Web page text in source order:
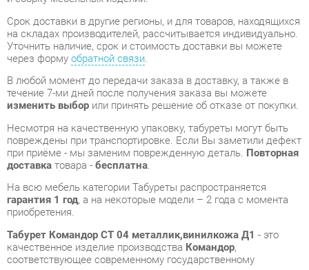
течение 7-ми дней после получения заказа вы можете
изменить выборили принять решение об отказе от покупки.
Несмотря на качественную упаковку, табуреты могут быть
при приёме - мы заменим поврежденную деталь.Повторная
доставкатовара -бесплатна.
гарантия 1 год, а на некоторые модели – 2 года с момента
приобретения.
Табурет Командор СТ 04 металлик,винилкожа Д1
качественное изделие производства
соответствующее современному государственному
стандарту.
Надеемся, вы останетесь довольны вашим приобретением, и
будем рады, если вы оставите отзыв об опыте его
использования, который поможет сориентироваться нашим
будущим покупателям.